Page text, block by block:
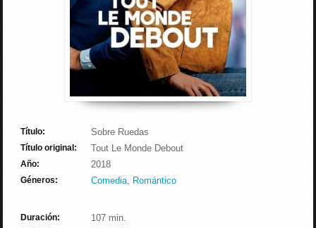
Título: Sobre Ruedas
Título original: Tout Le Monde Debout
Año: 2018
Géneros: Comedia, Romántico
Duración: 107 min.